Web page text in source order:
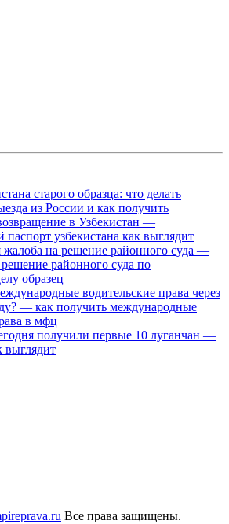
старого образца: что делать
из России и как получить
в Узбекистан —
паспорт узбекистана как выглядит
на решение районного суда —
районного суда по
образец
водительские права через
— как получить международные
в мфц
получили первые 10 луганчан —
выглядит
Все права защищены.